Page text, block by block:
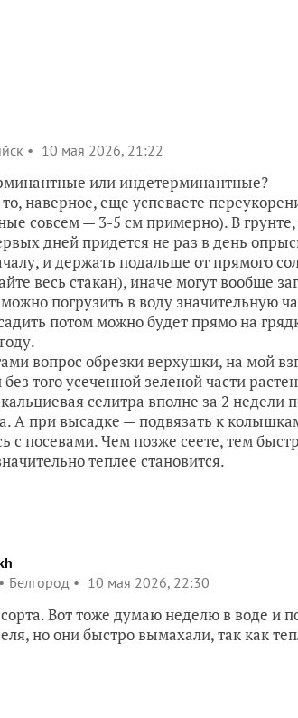
10 мая 2026, 21:22
или индетерминантные?
наверное, еще успеваете
совсем — 3-5 см примерно). В
дней придется не раз в день
и держать подальше от прямого
весь стакан), иначе могут вообще
погрузить в воду значительную
потом можно будет прямо на
вопрос обрезки верхушки, на мой
того усеченной зеленой части
селитра вполне за 2 недели
А при высадке — подвязать к
с посевами. Чем позже сеете, тем
теплее становится.
Белгород 10 мая 2026, 22:30
Вот тоже думаю неделю в воде и
но они быстро вымахали, так как